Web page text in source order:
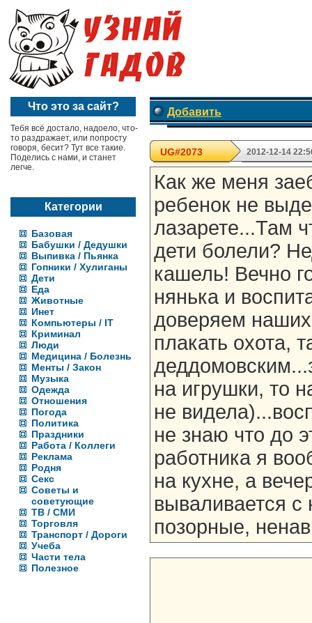
Что это за сайт?
Тебя всё достало, надоело, что-
то раздражает, или попросту
говоря, бесит? Тут все такие.
Поделись с нами, и станет
легче.
Категории
Базовая
Бабушки / Дедушки
Выпивка / Пьянка
Гопники / Хулиганы
Дети
Еда
Животные
Инет
Компьютеры / IT
Криминал
Люди
Медицина / Болезнь
Менты / Закон
Музыка
Одежда
Отношения
Погода
Политика
Праздники
Работа / Коллеги
Реклама
Родня
Секс
Советы и
советующие
ТВ / СМИ
Торговля
Транспорт / Дороги
Учеба
Части тела
Полезное
Добавить
UG#2073 2012-12-14
Как же меня
ребенок не
лазарете...Там
дети болели?
кашель! Вечно
нянька и
доверяем
плакать охота,
на игрушки, то
не
не знаю что до
работника я
на кухне, a
вываливается
позорные,